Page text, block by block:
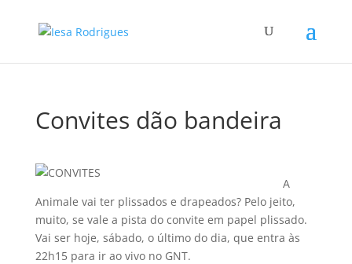
Convites dão bandeira
A
Animale vai ter plissados e drapeados? Pelo jeito,
muito, se vale a pista do convite em papel plissado.
Vai ser hoje, sábado, o último do dia, que entra às
22h15 para ir ao vivo no GNT.